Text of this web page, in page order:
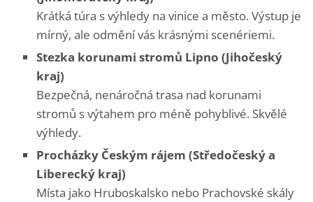
Krátká túra s výhledy na vinice a město. Výstup je
mírný, ale odmění vás krásnými scenériemi.
Stezka korunami stromů Lipno (Jihočeský
kraj)
Bezpečná, nenáročná trasa nad korunami
stromů s výtahem pro méně pohyblivé. Skvělé
výhledy.
Procházky Českým rájem (Středočeský a
Liberecký kraj)
Místa jako Hruboskalsko nebo Prachovské skály